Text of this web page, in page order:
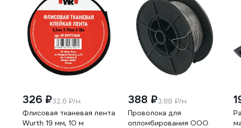
326 ₽32.6 ₽/м
Флисовая тканевая лента
Wurth 19 мм, 10 м
388 ₽3.88 ₽/м
Проволока для
опломбирования ООО